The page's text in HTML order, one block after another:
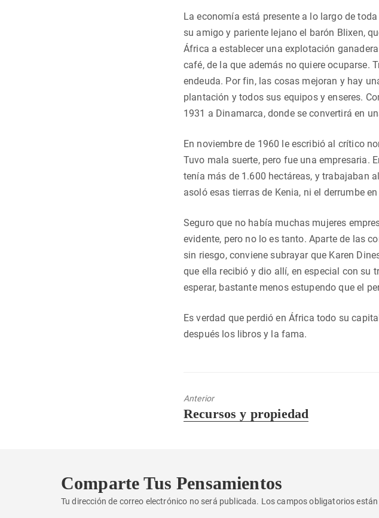
La economía está presente a lo largo de
su amigo y pariente lejano el barón Blixen,
África a establecer una explotación
café, de la que además no quiere ocuparse.
endeuda. Por fin, las cosas mejoran y hay
plantación y todos sus equipos y enseres.
1931 a Dinamarca, donde se convertirá en
En noviembre de 1960 le escribió al crítico
Tuvo mala suerte, pero fue una empresaria.
tenía más de 1.600 hectáreas, y trabajaban
asoló esas tierras de Kenia, ni el derrumbe
Seguro que no había muchas mujeres
evidente, pero no lo es tanto. Aparte de las
sin riesgo, conviene subrayar que Karen
que ella recibió y dio allí, en especial con su
esperar, bastante menos estupendo que el
Es verdad que perdió en África todo su
después los libros y la fama.
Anterior
Entrada
Recursos y propiedad
Comparte Tus Pensamientos
Tu dirección de correo electrónico no será publicada. Los campos obligatorios